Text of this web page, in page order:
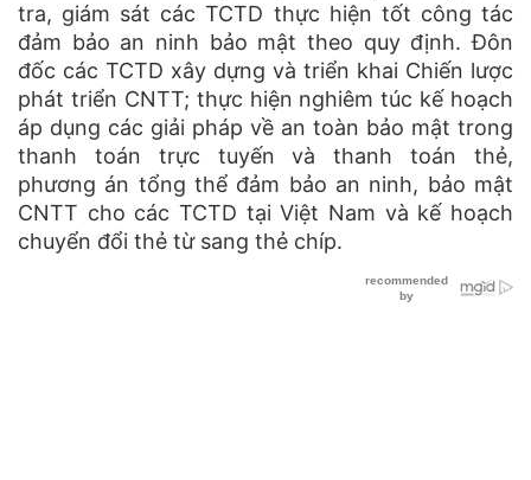
tra, giám sát các TCTD thực hiện tốt công tác
đảm bảo an ninh bảo mật theo quy định. Đôn
đốc các TCTD xây dựng và triển khai Chiến lược
phát triển CNTT; thực hiện nghiêm túc kế hoạch
áp dụng các giải pháp về an toàn bảo mật trong
thanh toán trực tuyến và thanh toán thẻ,
phương án tổng thể đảm bảo an ninh, bảo mật
CNTT cho các TCTD tại Việt Nam và kế hoạch
chuyển đổi thẻ từ sang thẻ chíp.